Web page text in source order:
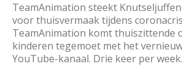
TeamAnimation steekt
voor thuisvermaak tijdens
TeamAnimation komt thuiszittende
kinderen tegemoet met het
YouTube-kanaal. Drie keer per